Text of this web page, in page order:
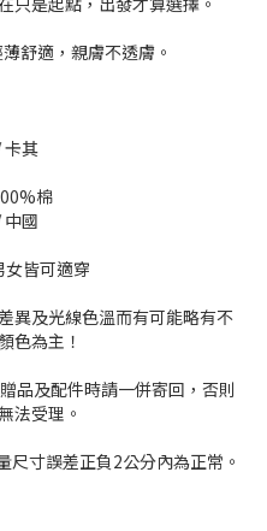
舒適，親膚不透膚。
卡其
棉
中國
皆可適穿
異及光線色溫而有可能略有不
色為主！
品及配件時請一併寄回，否則
法受理。
寸誤差正負2公分內為正常。